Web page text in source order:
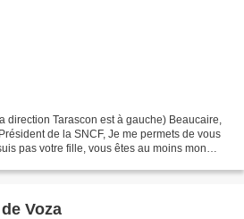
direction Tarascon est à gauche) Beaucaire,
de la SNCF, Je me permets de vous
pas votre fille, vous êtes au moins mon
Voza